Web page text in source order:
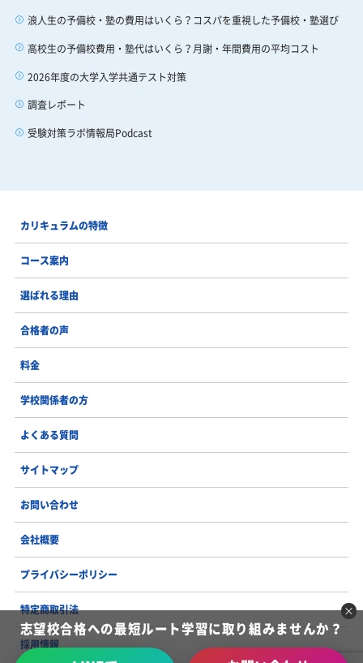
志望校合格への最短ルート学習に取り組みませんか？
浪人生の予備校・塾の費用はいくら？コスパを重視した予備校・塾選び
高校生の予備校費用・塾代はいくら？月謝・年間費用の平均コスト
2026年度の大学入学共通テスト対策
調査レポート
受験対策ラボ情報局Podcast
カリキュラムの特徴
コース案内
選ばれる理由
合格者の声
料金
学校関係者の方
よくある質問
サイトマップ
お問い合わせ
会社概要
プライバシーポリシー
特定商取引法
採用情報